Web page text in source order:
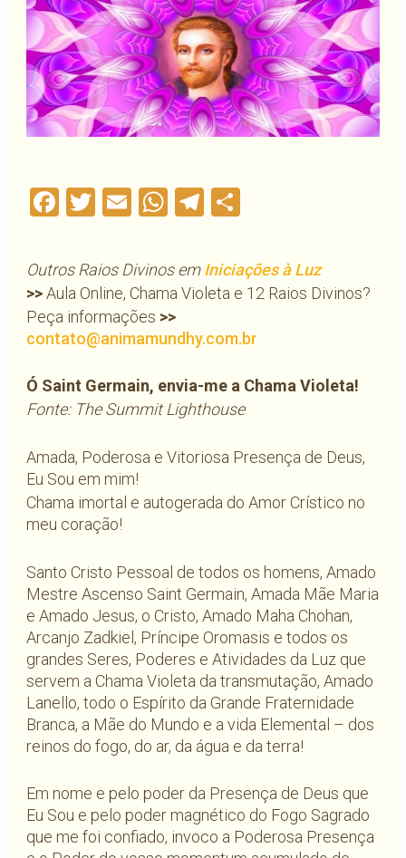
Facebook
Twitter
EmailWhatsApp
Telegram
Outros Raios Divinos em Iniciações à Luz
>>Aula Online, Chama Violeta e 12 Raios Divinos?
Peça informações >>
contato@animamundhy.com.br
Ó Saint Germain, envia-me a Chama Violeta!
Fonte: The Summit Lighthouse
Amada, Poderosa e Vitoriosa Presença de Deus,
Eu Sou em mim!
Chama imortal e autogerada do Amor Crístico no
meu coração!
Santo Cristo Pessoal de todos os homens, Amado
Mestre Ascenso Saint Germain, Amada Mãe Maria
e Amado Jesus, o Cristo, Amado Maha Chohan,
Arcanjo Zadkiel, Príncipe Oromasis e todos os
grandes Seres, Poderes e Atividades da Luz que
servem a Chama Violeta da transmutação, Amado
Lanello, todo o Espírito da Grande Fraternidade
Branca, a Mãe do Mundo e a vida Elemental – dos
reinos do fogo, do ar, da água e da terra!
Em nome e pelo poder da Presença de Deus que
Eu Sou e pelo poder magnético do Fogo Sagrado
que me foi confiado, invoco a Poderosa Presença